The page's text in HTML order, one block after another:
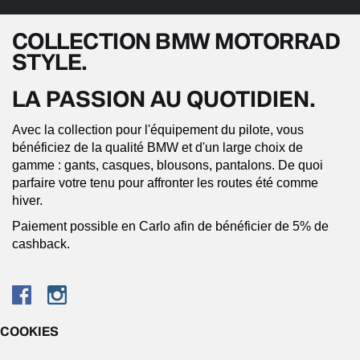
COLLECTION BMW MOTORRAD
STYLE.
LA PASSION AU QUOTIDIEN.
Avec la collection pour l'équipement du pilote, vous
bénéficiez de la qualité BMW et d'un large choix de
gamme : gants, casques, blousons, pantalons. De quoi
parfaire votre tenu pour affronter les routes été comme
hiver.
Paiement possible en Carlo afin de bénéficier de 5% de
cashback.
COOKIES